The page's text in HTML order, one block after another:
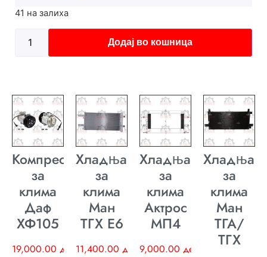
41 на залиха
Додај во кошница
Компресор
за
клима
Даф
ХФ105
19,000.00 ден
Хладњак
за
клима
Ман
ТГХ E6
11,400.00 ден
Хладњак
за
клима
Актрос
МП4
9,000.00 ден
Хладњак
за
клима
Ман
ТГА/
ТГХ